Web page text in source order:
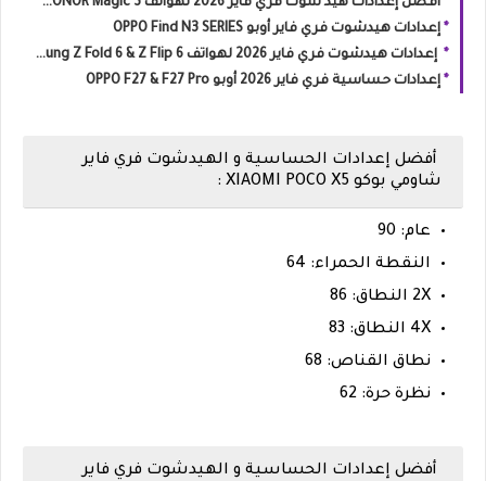
إعدادات هيدشوت فري فاير أوبو OPPO Find N3 SERIES
إعدادات هيدشوت فري فاير 2026 لهواتف Samsung Z Fold 6 & Z Flip 6
إعدادات حساسية فري فاير 2026 أوبو OPPO F27 & F27 Pro
أفضل إعدادات الحساسية و الهيدشوت فري فاير
شاومي بوكو XIAOMI POCO X5 :
عام: 90
النقطة الحمراء: 64
2X النطاق: 86
4X النطاق: 83
نطاق القناص: 68
نظرة حرة: 62
أفضل إعدادات الحساسية و الهيدشوت فري فاير